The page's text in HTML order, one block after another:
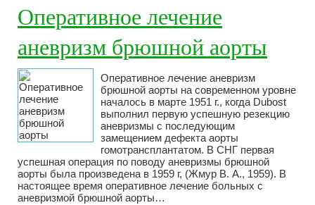
Оперативное лечение
аневризм брюшной аорты
Оперативное лечение аневризм
брюшной аорты на современном уровне
началось в марте 1951 г., когда Dubost
выполнил первую успешную резекцию
аневризмы с последующим
замещением дефекта аорты
гомотрансплантатом. В СНГ первая
успешная операция по поводу аневризмы брюшной
аорты была произведена в 1959 г, (Жмур В. А., 1959). В
настоящее время оперативное лечение больных с
аневризмой брюшной аорты…